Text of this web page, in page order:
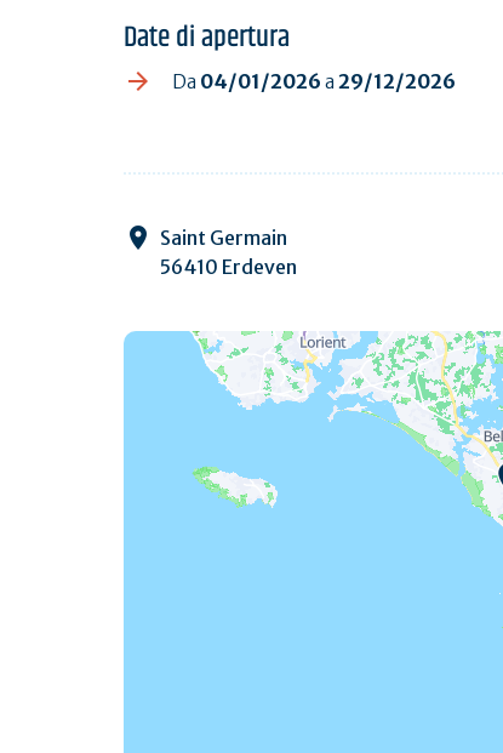
Date di apertura
Da 04/01/2026 a 29/12/2026
Saint Germain
56410 Erdeven